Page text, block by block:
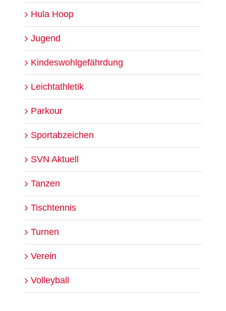
Hula Hoop
Jugend
Kindeswohlgefährdung
Leichtathletik
Parkour
Sportabzeichen
SVN Aktuell
Tanzen
Tischtennis
Turnen
Verein
Volleyball